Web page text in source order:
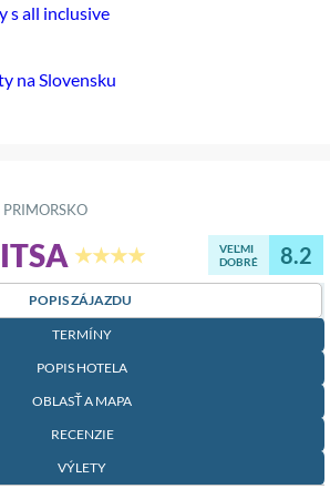
s all inclusive
na Slovensku
»
PRIMORSKO
★★★★
VEĽMI
DOBRÉ
8.2
POPIS ZÁJAZDU
TERMÍNY
POPIS HOTELA
OBLASŤ A MAPA
RECENZIE
VÝLETY